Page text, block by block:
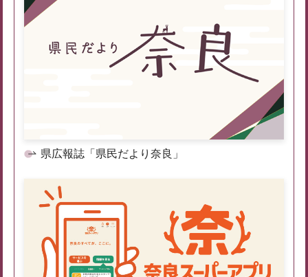
県広報誌「県民だより奈良」